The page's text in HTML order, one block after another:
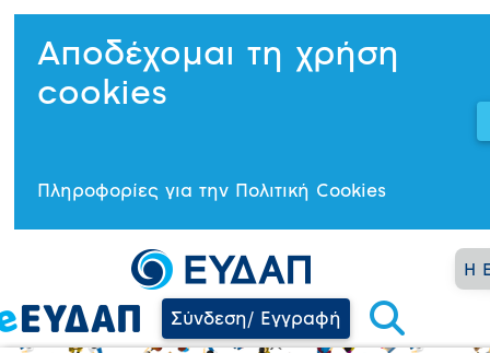
Αποδέχομαι τη χρήση
cookies
Πληροφορίες για την Πολιτική Cookies
Η
Σύνδεση/ Εγγραφή